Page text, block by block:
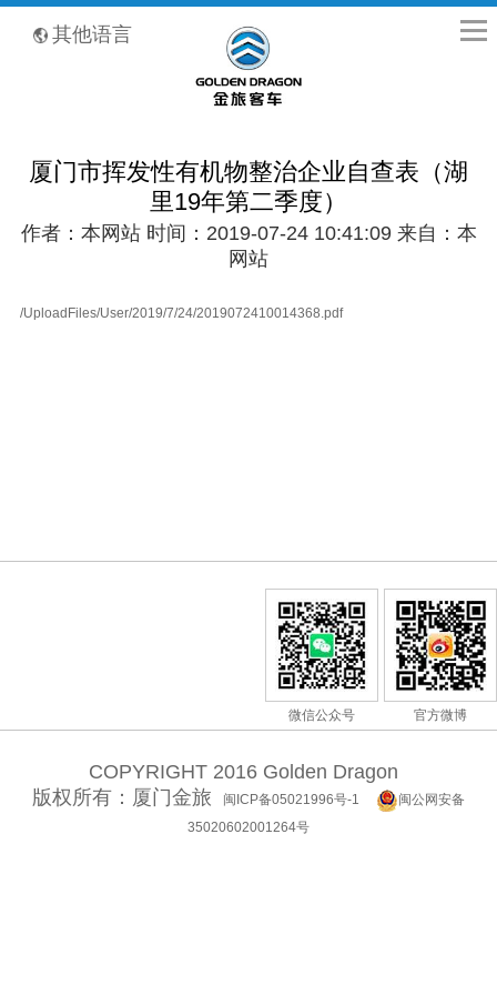
其他语言
厦门市挥发性有机物整治企业自查表（湖
里19年第二季度）
作者：本网站 时间：2019-07-24 10:41:09 来自：本
网站
/UploadFiles/User/2019/7/24/2019072410014368.pdf
微信公众号 官方微博
COPYRIGHT 2016 Golden Dragon
版权所有：厦门金旅
闽ICP备05021996号-1
闽公网安备
35020602001264号